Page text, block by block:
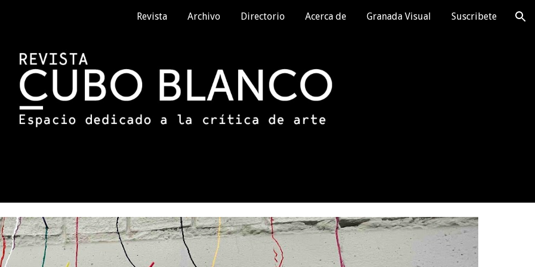
Skip to navigation
Revista Archivo Directorio Acerca de Granada Visual Suscribete